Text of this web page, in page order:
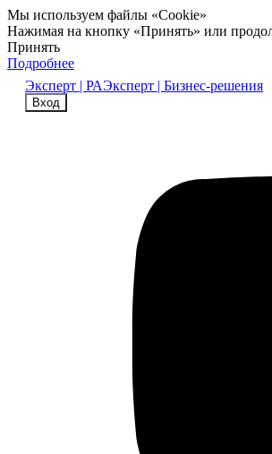
Мы используем файлы «Cookie»
Нажимая на кнопку «Принять» или
Принять
Подробнее
Эксперт | РАЭксперт | Бизнес-решения
Вход